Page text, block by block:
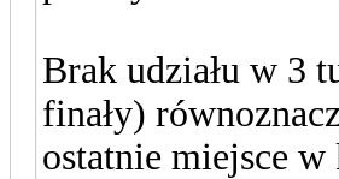
Brak udziału w 3
finały)
ostatnie miejsce